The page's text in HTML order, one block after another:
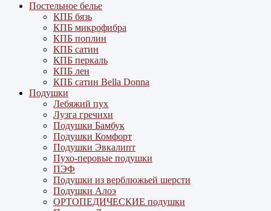
Постельное белье
КПБ бязь
КПБ микрофибра
КПБ поплин
КПБ сатин
КПБ перкаль
КПБ лен
КПБ сатин Bella Donna
Подушки
Лебяжий пух
Лузга гречихи
Подушки Бамбук
Подушки Комфорт
Подушки Эвкалипт
Пухо-перовые подушки
ПЭФ
Подушки из верблюжьей шерсти
Подушки Алоэ
ОРТОПЕДИЧЕСКИЕ подушки